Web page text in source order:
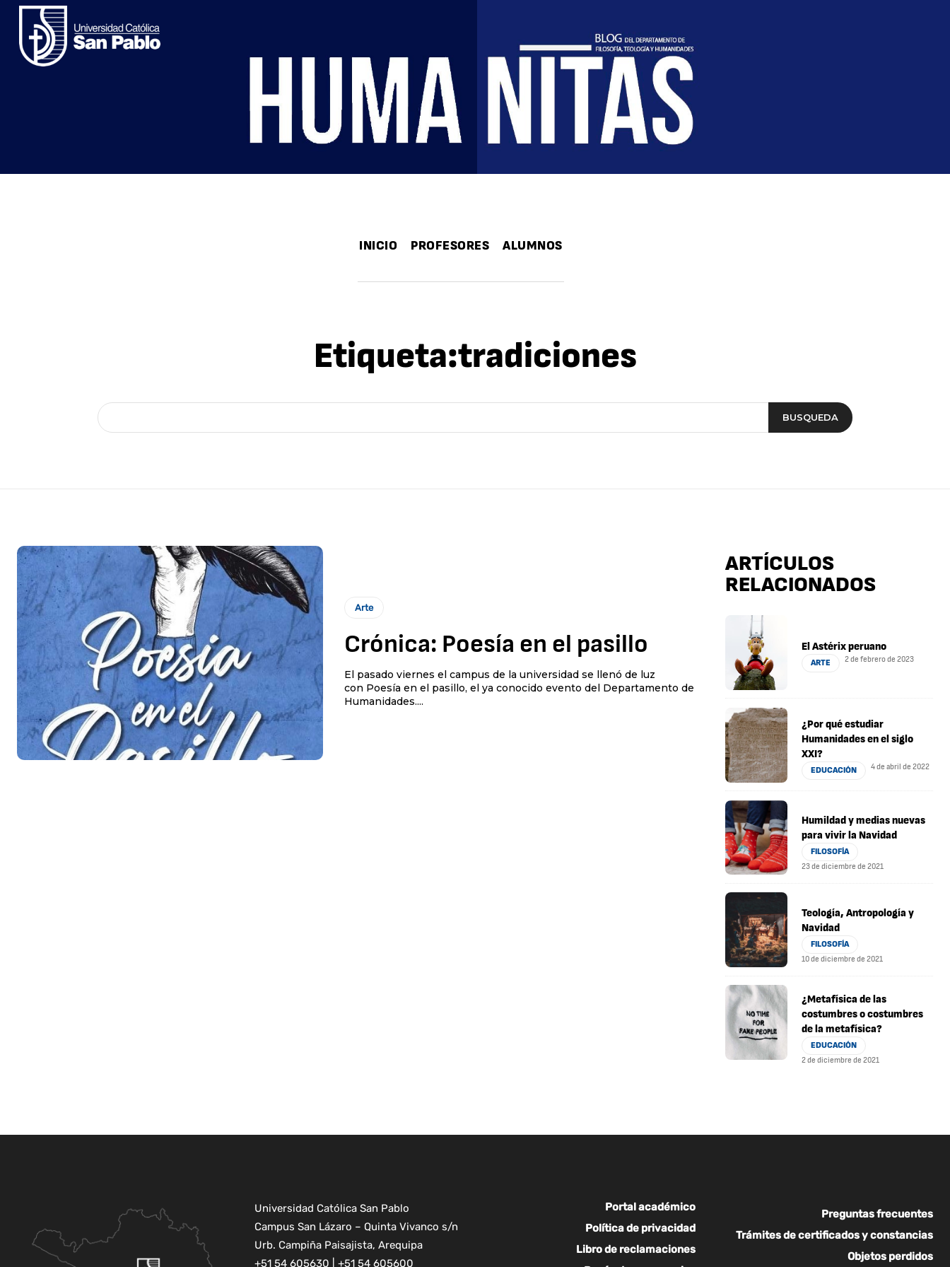
INICIO PROFESORES ALUMNOS
Etiqueta:tradiciones
BUSQUEDA
Arte
Crónica: Poesía en el pasillo
El pasado viernes el campus de la universidad se llenó de luz
con Poesía en el pasillo, el ya conocido evento del Departamento de
Humanidades....
ARTÍCULOS
RELACIONADOS
El Astérix peruano
ARTE 2 de febrero de 2023
¿Por qué estudiar
Humanidades en el siglo
XXI?
EDUCACIÓN 4 de abril de 2022
Humildad y medias nuevas
para vivir la Navidad
FILOSOFÍA
23 de diciembre de 2021
Teología, Antropología y
Navidad
FILOSOFÍA
10 de diciembre de 2021
¿Metafísica de las
costumbres o costumbres
de la metafísica?
EDUCACIÓN
2 de diciembre de 2021
Universidad Católica San Pablo
Campus San Lázaro – Quinta Vivanco s/n
Urb. Campiña Paisajista, Arequipa
+51 54 605630 | +51 54 605600
Portal académico
Política de privacidad
Libro de reclamaciones
Preguntas frecuentes
Trámites de certificados y constancias
Objetos perdidos